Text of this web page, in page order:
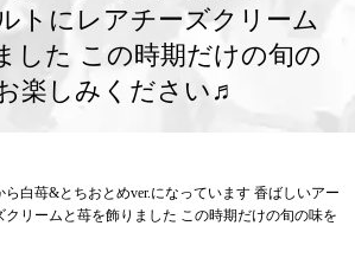
トにレアチーズクリーム
した この時期だけの旬の
楽しみください♬
白苺&とちおとめver.になっています 香ばしいアー
リームと苺を飾りました この時期だけの旬の味を